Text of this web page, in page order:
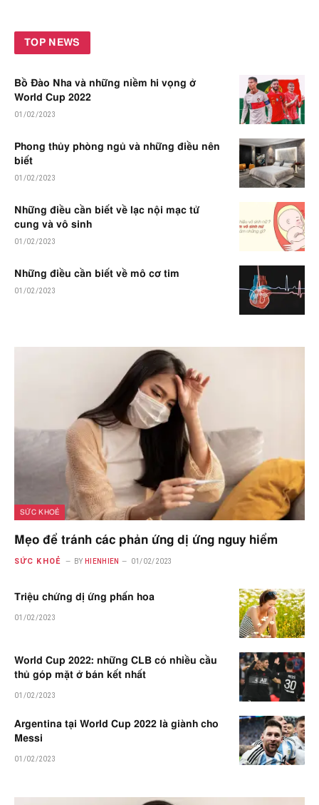
TOP NEWS
Bồ Đào Nha và những niềm hi vọng ở
World Cup 2022
01/02/2023
Phong thủy phòng ngủ và những điều nên
biết
01/02/2023
Những điều cần biết về lạc nội mạc tử
cung và vô sinh
01/02/2023
Những điều cần biết về mô cơ tim
01/02/2023
SỨC KHOẺ
Mẹo để tránh các phản ứng dị ứng nguy hiểm
SỨC KHOẺ BY HIENHIEN 01/02/2023
Triệu chứng dị ứng phấn hoa
01/02/2023
World Cup 2022: những CLB có nhiều cầu
thủ góp mặt ở bán kết nhất
01/02/2023
Argentina tại World Cup 2022 là giành cho
Messi
01/02/2023